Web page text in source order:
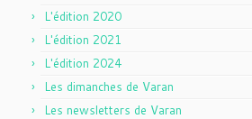
L'édition 2020
L'édition 2021
L'édition 2024
Les dimanches de Varan
Les newsletters de Varan